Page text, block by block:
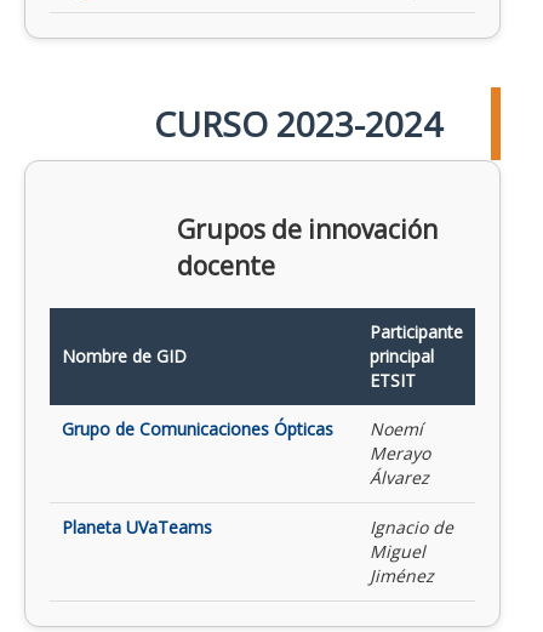
CURSO 2023-2024
Grupos de innovación
docente
Nombre de GID
Participante
principal
ETSIT
Grupo de Comunicaciones Ópticas
Noemí
Merayo
Álvarez
Planeta UVaTeams
Ignacio de
Miguel
Jiménez